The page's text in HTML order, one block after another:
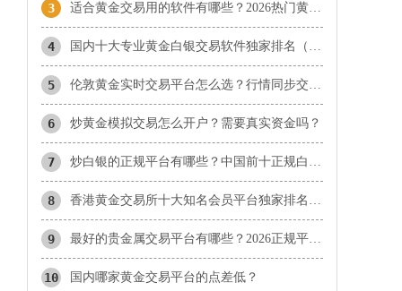
3 适合黄金交易用的软件有哪些？2026热门黄金软件速览！
4 国内十大专业黄金白银交易软件独家排名（综合版）
5 伦敦黄金实时交易平台怎么选？行情同步交易快的平台盘点
6 炒黄金模拟交易怎么开户？需要真实资金吗？
7 炒白银的正规平台有哪些？中国前十正规白银平台推荐！
8 香港黄金交易所十大知名会员平台独家排名（榜单综合）
9 最好的贵金属交易平台有哪些？2026正规平台实力对比
10 国内哪家黄金交易平台的点差低？